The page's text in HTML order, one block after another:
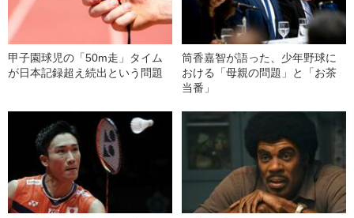
甲子園球児の「50m走」タイム
が日本記録超え続出という問題
筒香嘉智が語った、少年野球に
おける「母親の問題」と「お茶
当番」